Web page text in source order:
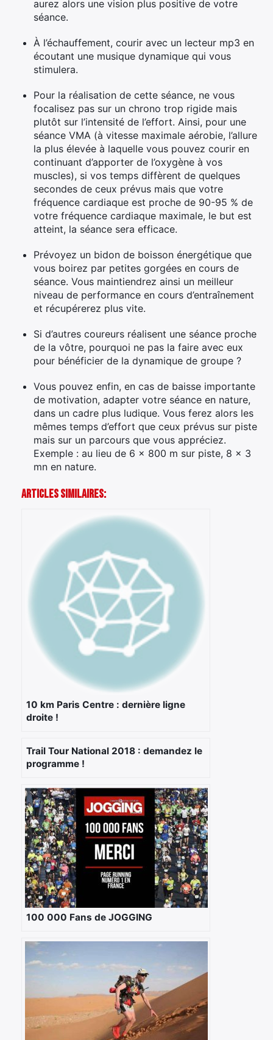
aurez alors une vision plus positive de votre
séance.
À l’échauffement, courir avec un lecteur mp3 en
écoutant une musique dynamique qui vous
stimulera.
Pour la réalisation de cette séance, ne vous
focalisez pas sur un chrono trop rigide mais
plutôt sur l’intensité de l’effort. Ainsi, pour une
séance VMA (à vitesse maximale aérobie, l’allure
la plus élevée à laquelle vous pouvez courir en
continuant d’apporter de l’oxygène à vos
muscles), si vos temps diffèrent de quelques
secondes de ceux prévus mais que votre
fréquence cardiaque est proche de 90-95 % de
votre fréquence cardiaque maximale, le but est
atteint, la séance sera efficace.
Prévoyez un bidon de boisson énergétique que
vous boirez par petites gorgées en cours de
séance. Vous maintiendrez ainsi un meilleur
niveau de performance en cours d’entraînement
et récupérerez plus vite.
Si d’autres coureurs réalisent une séance proche
de la vôtre, pourquoi ne pas la faire avec eux
pour bénéficier de la dynamique de groupe ?
Vous pouvez enfin, en cas de baisse importante
de motivation, adapter votre séance en nature,
dans un cadre plus ludique. Vous ferez alors les
mêmes temps d’effort que ceux prévus sur piste
mais sur un parcours que vous appréciez.
Exemple : au lieu de 6 x 800 m sur piste, 8 x 3
mn en nature.
Articles Similaires:
10 km Paris Centre : dernière ligne
droite !
Trail Tour National 2018 : demandez le
programme !
100 000 Fans de JOGGING